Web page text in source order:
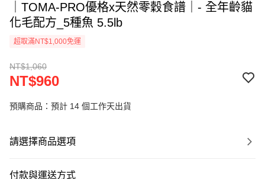
｜TOMA-PRO優格x天然零穀食譜｜- 全年齡貓
化毛配方_5種魚 5.5lb
超取滿NT$1,000免運
NT$1,060
NT$960
預購商品：預計 14 個工作天出貨
請選擇商品選項
付款與運送方式